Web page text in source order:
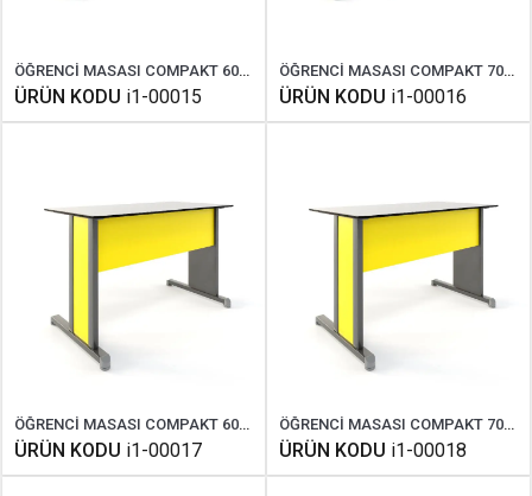
ÖĞRENCİ MASASI COMPAKT 60X180 CM
ÜRÜN KODU i1-00015
ÖĞRENCİ MASASI COMPAKT 70X180 CM
ÜRÜN KODU i1-00016
ÖĞRENCİ MASASI COMPAKT 60X120 CM
ÜRÜN KODU i1-00017
ÖĞRENCİ MASASI COMPAKT 70X120 CM
ÜRÜN KODU i1-00018